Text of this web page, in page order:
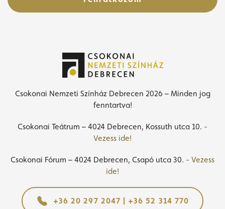
Csokonai Nemzeti Színház Debrecen 2026 – Minden jog
fenntartva!
Csokonai Teátrum – 4024 Debrecen, Kossuth utca 10. -
Vezess ide!
Csokonai Fórum – 4024 Debrecen, Csapó utca 30. - Vezess
ide!
+36 20 297 2047 | +36 52 314 770